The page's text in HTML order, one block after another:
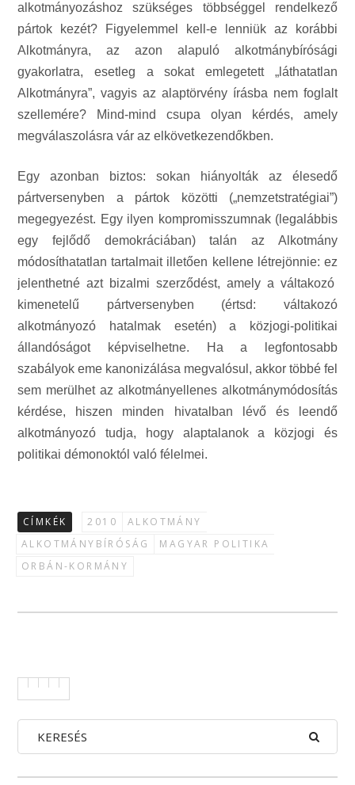
alkotmányozáshoz szükséges többséggel rendelkező
pártok kezét? Figyelemmel kell-e lenniük az korábbi
Alkotmányra, az azon alapuló alkotmánybírósági
gyakorlatra, esetleg a sokat emlegetett „láthatatlan
Alkotmányra”, vagyis az alaptörvény írásba nem foglalt
szellemére? Mind-mind csupa olyan kérdés, amely
megválaszolásra vár az elkövetkezendőkben.
Egy azonban biztos: sokan hiányolták az élesedő
pártversenyben a pártok közötti („nemzetstratégiai”)
megegyezést. Egy ilyen kompromisszumnak (legalábbis
egy fejlődő demokráciában) talán az Alkotmány
módosíthatatlan tartalmait illetően kellene létrejönnie: ez
jelenthetné azt bizalmi szerződést, amely a váltakozó
kimenetelű pártversenyben (értsd: váltakozó
alkotmányozó hatalmak esetén) a közjogi-politikai
állandóságot képviselhetne. Ha a legfontosabb
szabályok eme kanonizálása megvalósul, akkor többé fel
sem merülhet az alkotmányellenes alkotmánymódosítás
kérdése, hiszen minden hivatalban lévő és leendő
alkotmányozó tudja, hogy alaptalanok a közjogi és
politikai démonoktól való félelmei.
CÍMKÉK 2010
ALKOTMÁNY
ALKOTMÁNYBÍRÓSÁG
MAGYAR POLITIKA
ORBÁN-KORMÁNY